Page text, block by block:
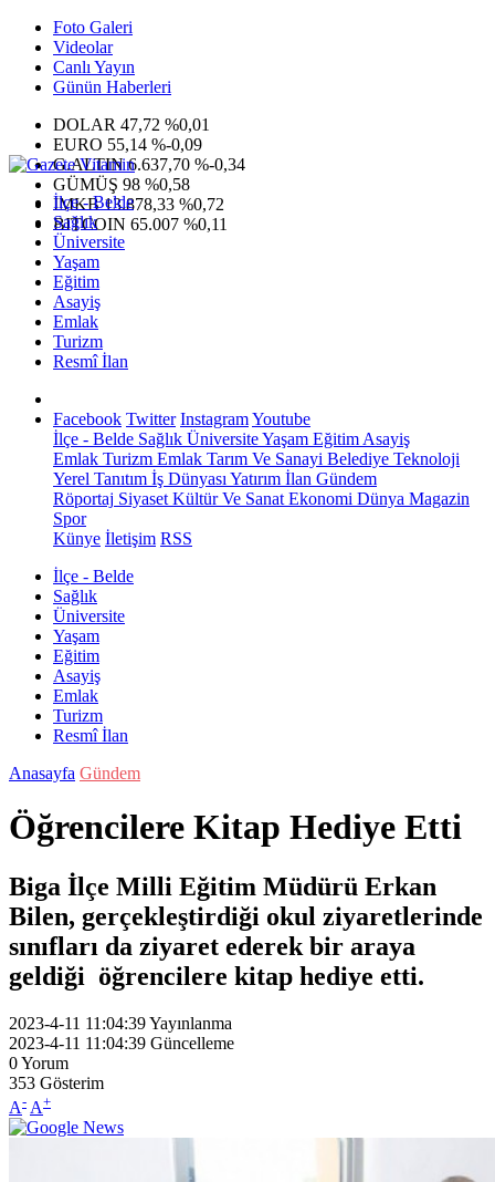
Foto Galeri
Videolar
Canlı Yayın
Günün Haberleri
DOLAR 47,72 %0,01
EURO 55,14 %-0,09
G.ALTIN6.637,70 %-0,34
GÜMÜŞ 98 %0,58
IMKB13.878,33 %0,72
BITCOIN 65.007 %0,11
İlçe - Belde
Sağlık
Üniversite
Yaşam
Eğitim
Asayiş
Emlak
Turizm
Resmî İlan
Facebook Twitter InstagramYoutube
İlçe - Belde Sağlık ÜniversiteYaşam Eğitim Asayiş
Emlak Turizm Emlak Tarım Ve Sanayi Belediye Teknoloji
Yerel Tanıtım İş Dünyası Yatırım İlan Gündem
Röportaj Siyaset Kültür Ve Sanat Ekonomi Dünya Magazin
Spor
Künye İletişim RSS
İlçe - Belde
Sağlık
Üniversite
Yaşam
Eğitim
Asayiş
Emlak
Turizm
Resmî İlan
Anasayfa Gündem
Öğrencilere Kitap Hediye Etti
Biga İlçe Milli Eğitim Müdürü Erkan
Bilen, gerçekleştirdiği okul ziyaretlerinde
sınıfları da ziyaret ederek bir araya
geldiği öğrencilere kitap hediye etti.
2023-4-11 11:04:39Yayınlanma
2023-4-11 11:04:39 Güncelleme
0Yorum
353 Gösterim
A- A+